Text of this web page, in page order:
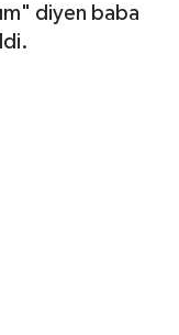
diyen baba